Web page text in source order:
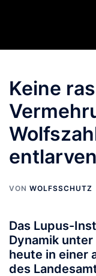
Keine
VON WOLFSSCHUTZ
Das Lupus-
Dynamik
heute in einer
des